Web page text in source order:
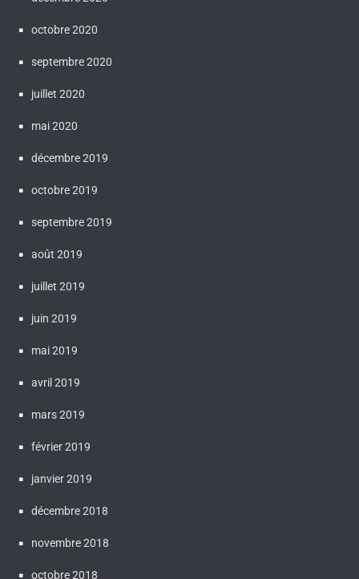
octobre 2020
septembre 2020
juillet 2020
mai 2020
décembre 2019
octobre 2019
septembre 2019
août 2019
juillet 2019
juin 2019
mai 2019
avril 2019
mars 2019
février 2019
janvier 2019
décembre 2018
novembre 2018
octobre 2018